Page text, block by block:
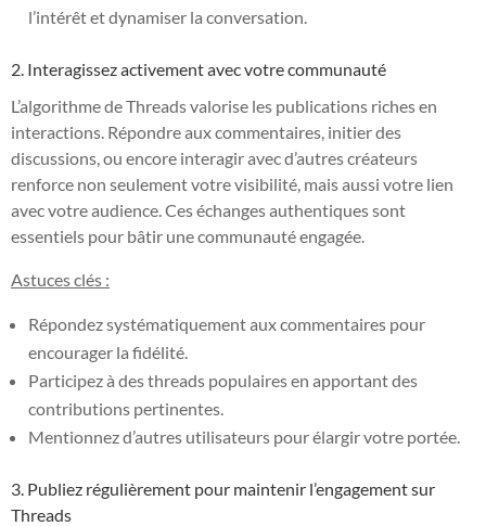
l’intérêt et dynamiser la conversation.
2. Interagissez activement avec votre communauté
L’algorithme de Threads valorise les publications riches en
interactions. Répondre aux commentaires, initier des
discussions, ou encore interagir avec d’autres créateurs
renforce non seulement votre visibilité, mais aussi votre lien
avec votre audience. Ces échanges authentiques sont
essentiels pour bâtir une communauté engagée.
Astuces clés :
Répondez systématiquement aux commentaires pour
encourager la fidélité.
Participez à des threads populaires en apportant des
contributions pertinentes.
Mentionnez d’autres utilisateurs pour élargir votre portée.
3. Publiez régulièrement pour maintenir l’engagement sur
Threads